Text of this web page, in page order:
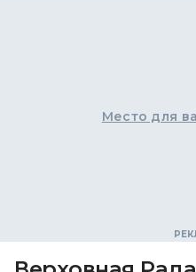
Место для